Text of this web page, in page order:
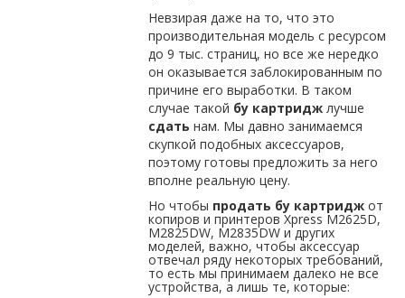
Невзирая даже на то, что это
производительная модель с ресурсом
до 9 тыс. страниц, но все же нередко
он оказывается заблокированным по
причине его выработки. В таком
случае такой бу картридж лучше
сдать нам. Мы давно занимаемся
скупкой подобных аксессуаров,
поэтому готовы предложить за него
вполне реальную цену.
Но чтобы продать бу картридж от
копиров и принтеров Xpress M2625D,
M2825DW, M2835DW и других
моделей, важно, чтобы аксессуар
отвечал ряду некоторых требований,
то есть мы принимаем далеко не все
устройства, а лишь те, которые: